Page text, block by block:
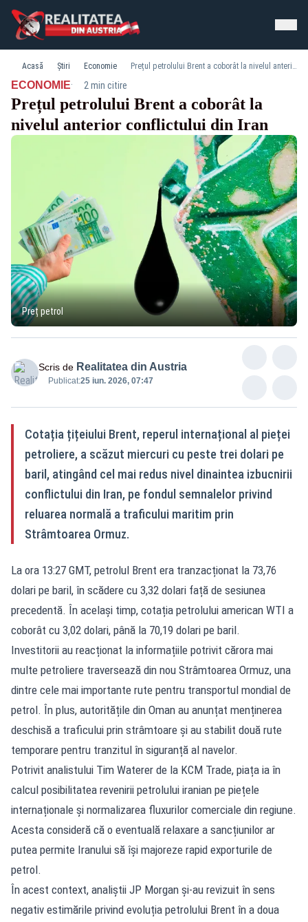
Acasă Știri Economie Prețul petrolului Brent a coborât la nivelul anterior conflictului din Iran
ECONOMIE· 2 min citire
Prețul petrolului Brent a coborât la
nivelul anterior conflictului din Iran
Preț petrol
Scris de Realitatea din Austria
Publicat:25 iun. 2026, 07:47
Cotația țițeiului Brent, reperul internațional al pieței
petroliere, a scăzut miercuri cu peste trei dolari pe
baril, atingând cel mai redus nivel dinaintea izbucnirii
conflictului din Iran, pe fondul semnalelor privind
reluarea normală a traficului maritim prin
Strâmtoarea Ormuz.
La ora 13:27 GMT, petrolul Brent era tranzacționat la 73,76
dolari pe baril, în scădere cu 3,32 dolari față de sesiunea
precedentă. În același timp, cotația petrolului american WTI a
coborât cu 3,02 dolari, până la 70,19 dolari pe baril.
Investitorii au reacționat la informațiile potrivit cărora mai
multe petroliere traversează din nou Strâmtoarea Ormuz, una
dintre cele mai importante rute pentru transportul mondial de
petrol. În plus, autoritățile din Oman au anunțat menținerea
deschisă a traficului prin strâmtoare și au stabilit două rute
temporare pentru tranzitul în siguranță al navelor.
Potrivit analistului Tim Waterer de la KCM Trade, piața ia în
calcul posibilitatea revenirii petrolului iranian pe piețele
internaționale și normalizarea fluxurilor comerciale din regiune.
Acesta consideră că o eventuală relaxare a sancțiunilor ar
putea permite Iranului să își majoreze rapid exporturile de
petrol.
În acest context, analiștii JP Morgan și-au revizuit în sens
negativ estimările privind evoluția petrolului Brent în a doua